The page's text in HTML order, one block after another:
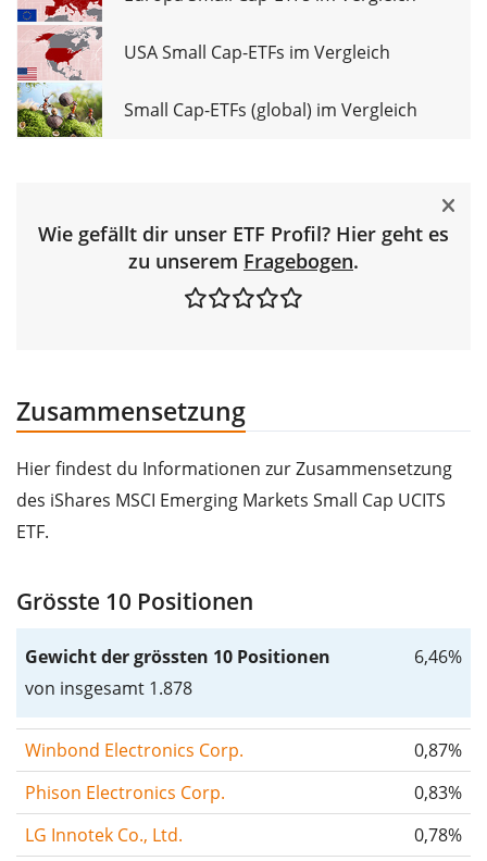
USA Small Cap-ETFs im Vergleich
Small Cap-ETFs (global) im Vergleich
Wie gefällt dir unser ETF Profil? Hier geht es
zu unserem Fragebogen.
Zusammensetzung
Hier findest du Informationen zur Zusammensetzung
des iShares MSCI Emerging Markets Small Cap UCITS
ETF.
Grösste 10 Positionen
Gewicht der grössten 10 Positionen
von insgesamt 1.878
6,46%
Winbond Electronics Corp.
0,87%
Phison Electronics Corp.
0,83%
LG Innotek Co., Ltd.
0,78%